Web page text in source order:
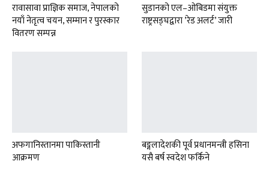
रावासावा प्राज्ञिक समाज, नेपालको
नयाँ नेतृत्व चयन, सम्मान र पुरस्कार
वितरण सम्पन्न
सुडानको एल–ओबिडमा संयुक्त
राष्ट्रसङ्घद्वारा ’रेड अलर्ट’ जारी
अफगानिस्तानमा पाकिस्तानी
आक्रमण
बङ्गलादेशकी पूर्व प्रधानमन्त्री हसिना
यसै बर्ष स्वदेश फर्किने